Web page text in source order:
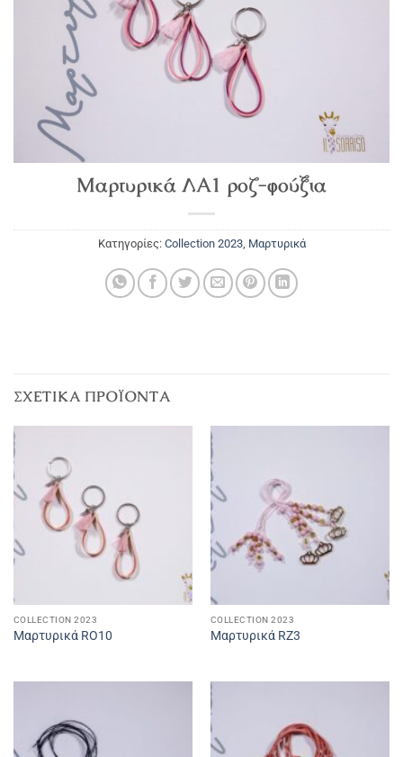
Μαρτυρικά ΛΑ1 ροζ-φούξια
Κατηγορίες: Collection 2023, Μαρτυρικά
ΣΧΕΤΙΚΆ ΠΡΟΪΌΝΤΑ
COLLECTION 2023
Μαρτυρικά RO10
COLLECTION 2023
Μαρτυρικά RZ3